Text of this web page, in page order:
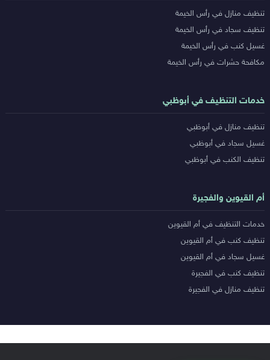
تنظيف منازل في رأس الخيمة
تنظيف سجاد في رأس الخيمة
غسيل كنب في رأس الخيمة
مكافحة حشرات في رأس الخيمة
خدمات التنظيف في أبوظبي
تنظيف منازل في أبوظبي
غسيل سجاد في أبوظبي
تنظيف الكنب في أبوظبي
أم القيوين والفجيرة
خدمات التنظيف في أم القيوين
تنظيف كنب في أم القيوين
غسيل سجاد في أم القيوين
تنظيف كنب في الفجيرة
تنظيف منازل في الفجيرة